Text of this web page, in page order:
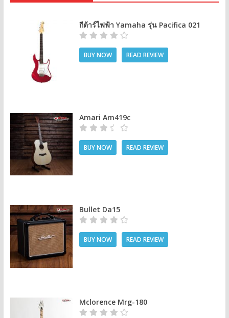
กีต้าร์ไฟฟ้า Yamaha รุ่น Pacifica 021
BUY NOW READ REVIEW
Amari Am419c
BUY NOW READ REVIEW
Bullet Da15
BUY NOW READ REVIEW
Mclorence Mrg-180